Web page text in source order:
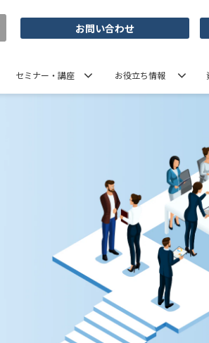
お問い合わせ
セミナー・講座 お役立ち情報